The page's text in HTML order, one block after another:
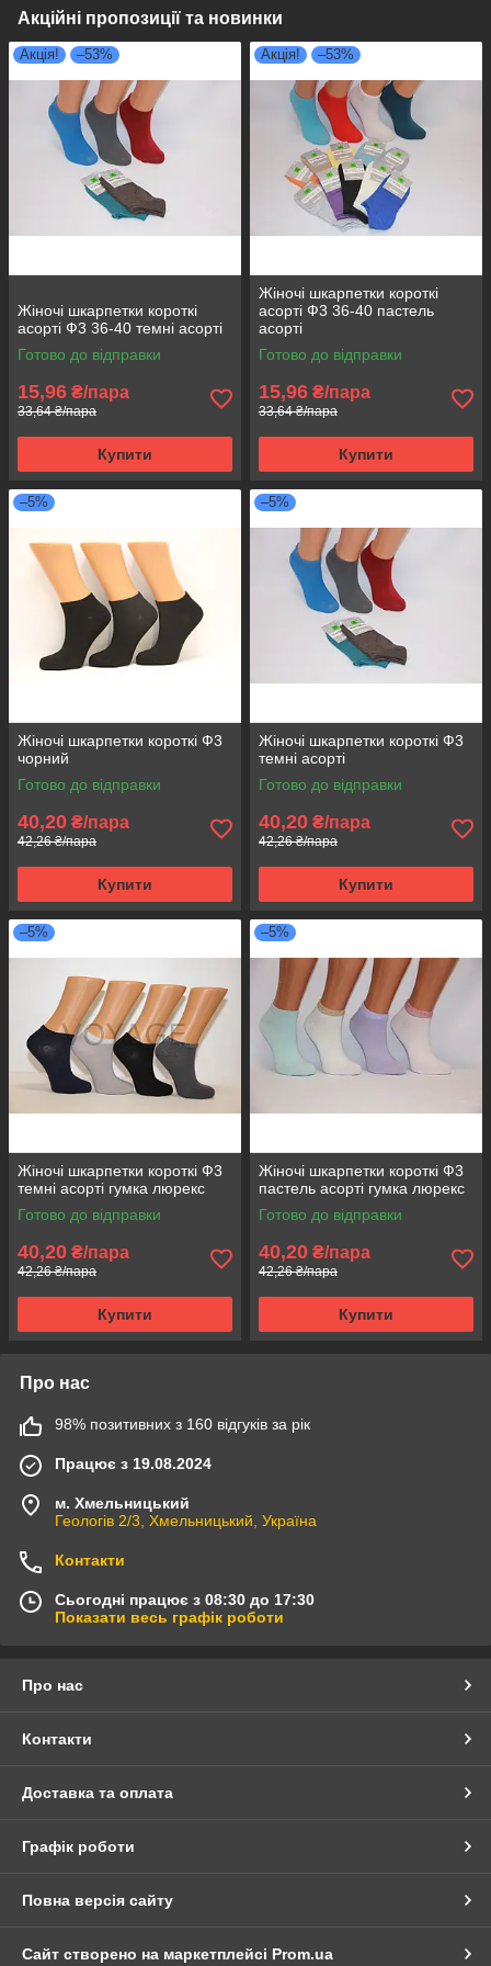
Акційні пропозиції та новинки
Акція! –53%
Жіночі шкарпетки короткі
асорті Ф3 36-40 темні асорті
Готово до відправки
15,96 ₴/пара
33,64 ₴/пара
Купити
Акція! –53%
Жіночі шкарпетки короткі
асорті Ф3 36-40 пастель
асорті
Готово до відправки
15,96 ₴/пара
33,64 ₴/пара
Купити
–5%
Жіночі шкарпетки короткі Ф3
чорний
Готово до відправки
40,20 ₴/пара
42,26 ₴/пара
Купити
–5%
Жіночі шкарпетки короткі Ф3
темні асорті
Готово до відправки
40,20 ₴/пара
42,26 ₴/пара
Купити
–5%
Жіночі шкарпетки короткі Ф3
темні асорті гумка люрекс
Готово до відправки
40,20 ₴/пара
42,26 ₴/пара
Купити
–5%
Жіночі шкарпетки короткі Ф3
пастель асорті гумка люрекс
Готово до відправки
40,20 ₴/пара
42,26 ₴/пара
Купити
Про нас
98% позитивних з 160 відгуків за рік
Працює з 19.08.2024
м. Хмельницький
Геологів 2/3, Хмельницький, Україна
Контакти
Сьогодні працює з 08:30 до 17:30
Показати весь графік роботи
Про нас
Контакти
Доставка та оплата
Графік роботи
Повна версія сайту
Сайт створено на маркетплейсі Prom.ua